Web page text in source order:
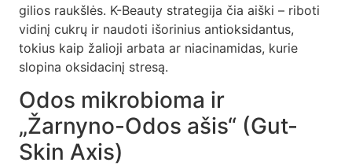
gilios raukšlės. K-Beauty strategija čia aiški – riboti
vidinį cukrų ir naudoti išorinius antioksidantus,
tokius kaip žalioji arbata ar niacinamidas, kurie
slopina oksidacinį stresą.
Odos mikrobioma ir
„Žarnyno-Odos ašis“ (Gut-
Skin Axis)